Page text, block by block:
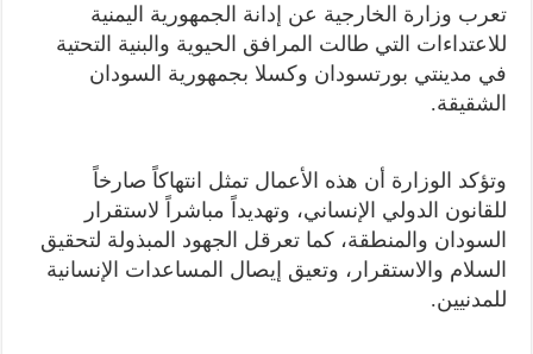
تعرب وزارة الخارجية عن إدانة الجمهورية اليمنية
للاعتداءات التي طالت المرافق الحيوية والبنية التحتية
في مدينتي بورتسودان وكسلا بجمهورية السودان
الشقيقة.
وتؤكد الوزارة أن هذه الأعمال تمثل انتهاكاً صارخاً
للقانون الدولي الإنساني، وتهديداً مباشراً لاستقرار
السودان والمنطقة، كما تعرقل الجهود المبذولة لتحقيق
السلام والاستقرار، وتعيق إيصال المساعدات الإنسانية
للمدنيين.